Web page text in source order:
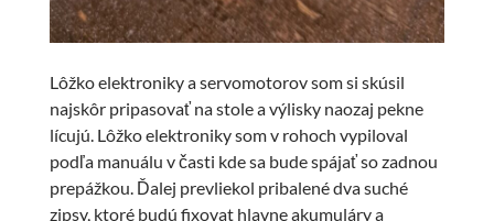
Lôžko elektroniky a servomotorov som si skúsil
najskôr pripasovať na stole a výlisky naozaj pekne
lícujú. Lôžko elektroniky som v rohoch vypiloval
podľa manuálu v časti kde sa bude spájať so zadnou
prepážkou. Ďalej prevliekol pribalené dva suché
zipsy, ktoré budú fixovat hlavne akumuláry a